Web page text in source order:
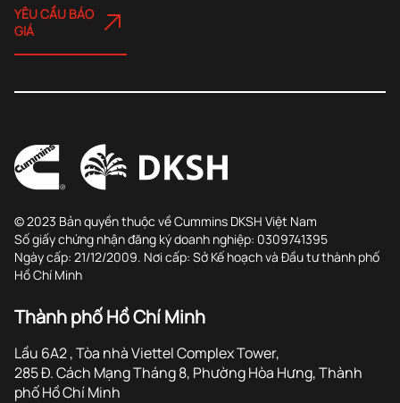
YÊU CẦU BÁO
GIÁ
© 2023 Bản quyền thuộc về Cummins DKSH Việt Nam
Số giấy chứng nhận đăng ký doanh nghiệp: 0309741395
Ngày cấp: 21/12/2009. Nơi cấp: Sở Kế hoạch và Đầu tư thành phố
Hồ Chí Minh
Thành phố Hồ Chí Minh
Lầu 6A2 , Tòa nhà Viettel Complex Tower,
285 Đ. Cách Mạng Tháng 8, Phường Hòa Hưng, Thành
phố Hồ Chí Minh